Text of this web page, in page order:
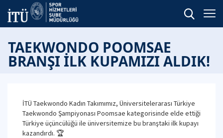
TAEKWONDO POOMSAE
BRANŞI İLK KUPAMIZI ALDIK!
İTÜ Taekwondo Kadın Takımımız, Üniversitelerarası Türkiye
Taekwondo Şampiyonası Poomsae kategorisinde elde ettiği
Türkiye üçüncülüğü ile üniversitemize bu branştaki ilk kupayı
kazandırdı. 🏆